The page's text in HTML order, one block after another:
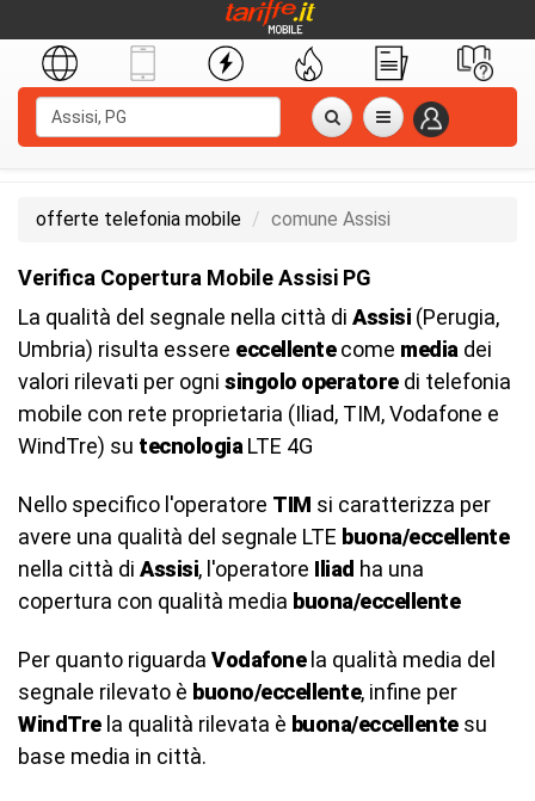
offerte telefonia mobile comune Assisi
Verifica Copertura Mobile Assisi PG
La qualità del segnale nella città di Assisi (Perugia,
Umbria) risulta essere eccellentecome media dei
valori rilevati per ogni singolo operatoredi telefonia
mobile con rete proprietaria (Iliad, TIM, Vodafone e
WindTre) su tecnologia LTE 4G
Nello specifico l'operatore TIM si caratterizza per
avere una qualità del segnale LTE buona/eccellente
nella città di Assisi, l'operatore Iliad ha una
copertura con qualità media buona/eccellente
Per quanto riguarda Vodafonela qualità media del
segnale rilevato è buono/eccellente, infine per
WindTrela qualità rilevata è buona/eccellentesu
base media in città.